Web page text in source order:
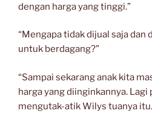
dengan harga yang tinggi.”
“Mengapa tidak dijual saja dan
untuk berdagang?”
“Sampai sekarang anak kita
harga yang diinginkannya. Lagi
mengutak-atik Wilys tuanya